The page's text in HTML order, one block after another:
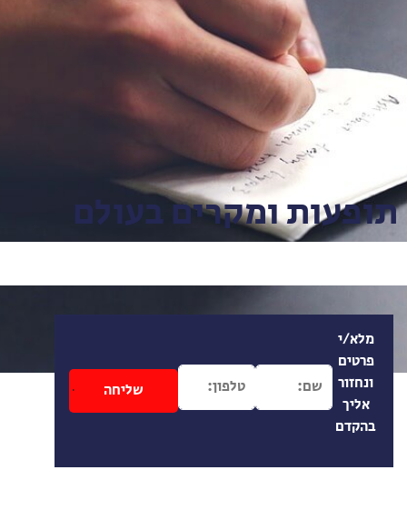
תופעות ומקרים בעולם
מלא/י
פרטים
ונחזור
אליך
בהקדם